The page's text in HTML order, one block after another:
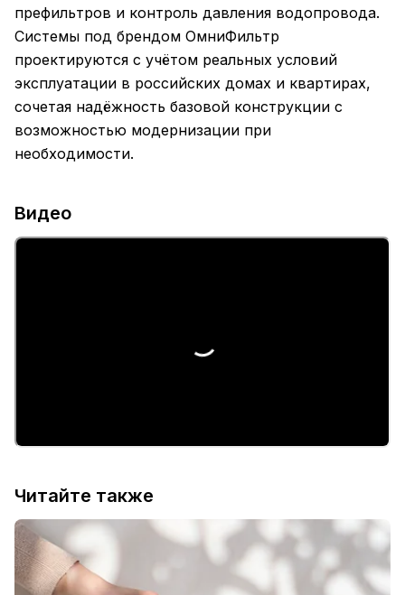
префильтров и контроль давления водопровода.
Системы под брендом ОмниФильтр
проектируются с учётом реальных условий
эксплуатации в российских домах и квартирах,
сочетая надёжность базовой конструкции с
возможностью модернизации при
необходимости.
Видео
Читайте также